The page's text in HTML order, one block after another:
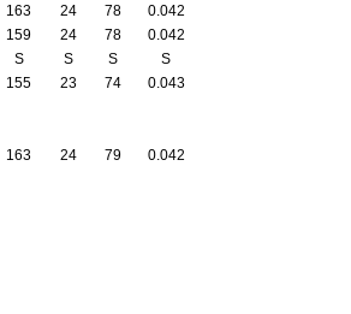
163 24 78
0.042
159 24 78
0.042
S S S
S
155 23 74
0.043
163 24 79 0.042